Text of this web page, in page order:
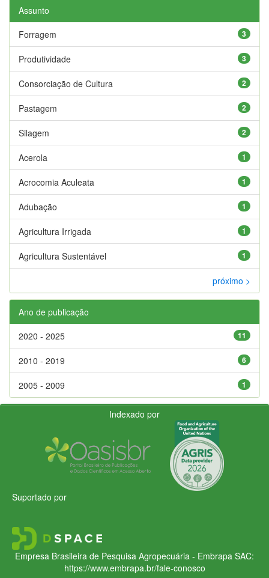
Assunto
3
Forragem
3
Produtividade
2
Consorciação de Cultura
2
Pastagem
2
Silagem
1
Acerola
1
Acrocomia Aculeata
1
Adubação
1
Agricultura Irrigada
1
Agricultura Sustentável
próximo >
Ano de publicação
11
2020 - 2025
6
2010 - 2019
1
2005 - 2009
Indexado por
Suportado por
Empresa Brasileira de Pesquisa Agropecuária - Embrapa SAC:
https://www.embrapa.br/fale-conosco